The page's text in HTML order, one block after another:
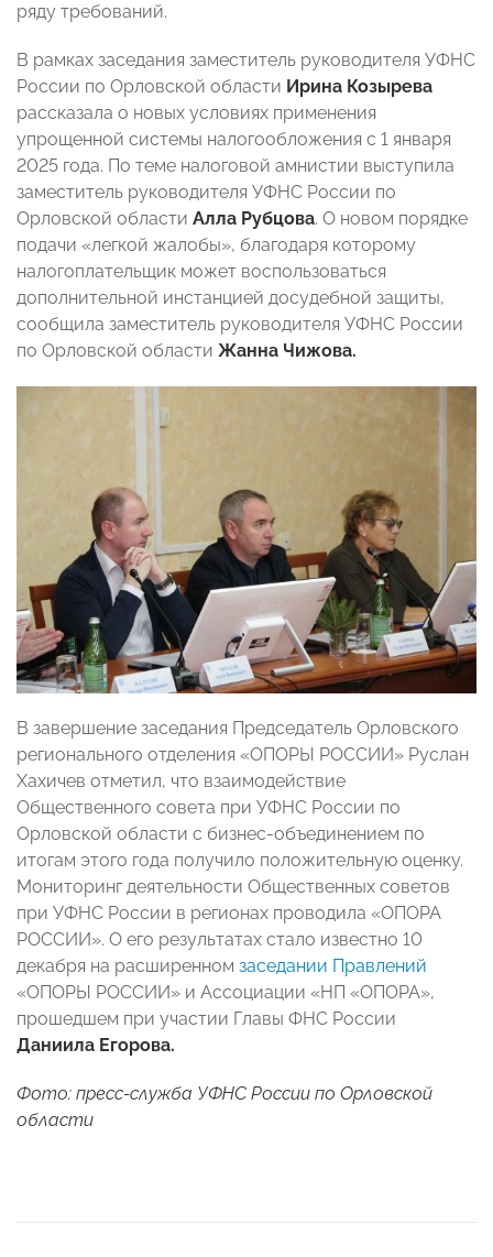
ряду требований.
В рамках заседания заместитель руководителя УФНС
России по Орловской области Ирина Козырева
рассказала о новых условиях применения
упрощенной системы налогообложения с 1 января
2025 года. По теме налоговой амнистии выступила
заместитель руководителя УФНС России по
Орловской области Алла Рубцова. О новом порядке
подачи «легкой жалобы», благодаря которому
налогоплательщик может воспользоваться
дополнительной инстанцией досудебной защиты,
сообщила заместитель руководителя УФНС России
по Орловской области Жанна Чижова.
В завершение заседания Председатель Орловского
регионального отделения «ОПОРЫ РОССИИ» Руслан
Хахичев отметил, что взаимодействие
Общественного совета при УФНС России по
Орловской области с бизнес-объединением по
итогам этого года получило положительную оценку.
Мониторинг деятельности Общественных советов
при УФНС России в регионах проводила «ОПОРА
РОССИИ». О его результатах стало известно 10
декабря на расширенном заседании Правлений
«ОПОРЫ РОССИИ» и Ассоциации «НП «ОПОРА»,
прошедшем при участии Главы ФНС России
Даниила Егорова.
Фото: пресс-служба УФНС России по Орловской
области